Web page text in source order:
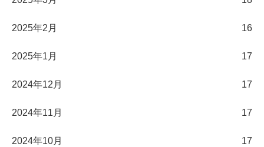
2025年2月 16
2025年1月 17
2024年12月 17
2024年11月 17
2024年10月 17